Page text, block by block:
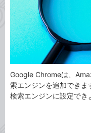
Google Chromeは、
索エンジンを追加でき
検索エンジンに設定でき